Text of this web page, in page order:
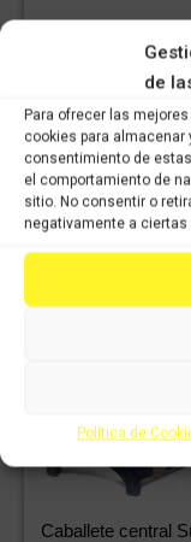
de
Para ofrecer las
cookies para almacenar
consentimiento de
el comportamiento de
sitio. No consentir o
negativamente a
Política de
Bomba de freno
Burgman 125cc
54,33€ IVA
incluido 38,03€
incluido
Comprar
Caballete central